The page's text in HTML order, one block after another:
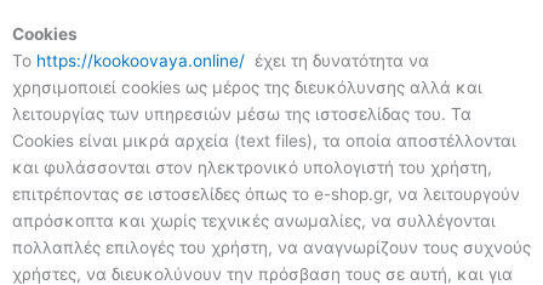
Cookies
Το https://kookoovaya.online/ έχει τη δυνατότητα να
χρησιμοποιεί cookies ως μέρος της διευκόλυνσης αλλά και
λειτουργίας των υπηρεσιών μέσω της ιστοσελίδας του. Τα
Cookies είναι μικρά αρχεία (text files), τα οποία απoστέλλονται
και φυλάσσονται στον ηλεκτρονικό υπολογιστή του χρήστη,
επιτρέποντας σε ιστοσελίδες όπως το e-shop.gr, να λειτουργούν
απρόσκοπτα και χωρίς τεχνικές ανωμαλίες, να συλλέγονται
πολλαπλές επιλογές του χρήστη, να αναγνωρίζουν τους συχνούς
χρήστες, να διευκολύνουν την πρόσβαση τους σε αυτή, και για